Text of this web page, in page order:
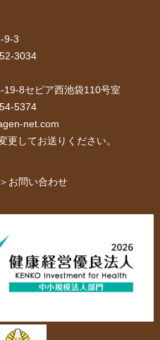
お客様の声
採用情報
米袋
アクセサリー・
9-3
3034
8セピア西池袋110号室
5374
net.com
してお送りください。
＞お問い合わせ